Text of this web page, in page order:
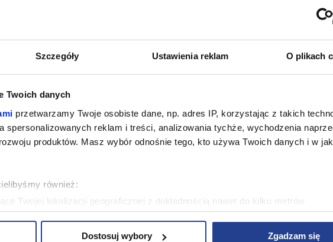
Szczegóły Ustawienia reklam O plikach
Twoich danych
przetwarzamy Twoje osobiste dane, np. adres IP, korzystając z takich
spersonalizowanych reklam i treści, analizowania tychże, wychodzenia
produktów. Masz wybór odnośnie tego, kto używa Twoich danych i w
również:
Twojej lokalizacji geograficznej z dokładnością nawet do kilku metrów
aktywnie analizując charakteryzującego je zbiory danych
Dostosuj wybory Zgadzam się